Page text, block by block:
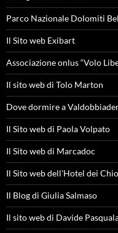
Parco Nazionale Dolomiti
Il Sito web Exibart
Associazione onlus “Volo
Il sito web di Tolo Marton
Dove dormire a
Il Sito web di Paola Volpato
Il Sito web di Marcadoc
Il Sito web dell'Hotel dei
Il Blog di Giulia Salmaso
Il sito web di Davide